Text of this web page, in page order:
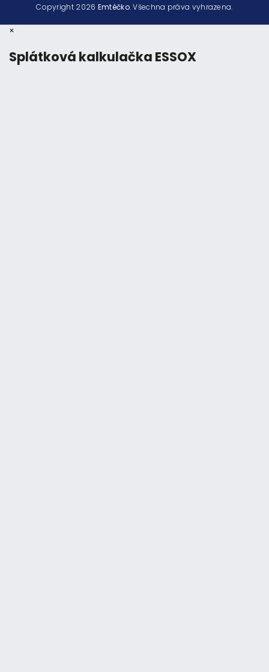
Copyright 2026 Emtéčko. Všechna práva vyhrazena.
×
Splátková kalkulačka ESSOX